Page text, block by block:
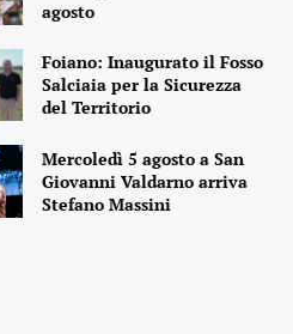
agosto
Foiano: Inaugurato il Fosso
Salciaia per la Sicurezza
del Territorio
Mercoledì 5 agosto a San
Giovanni Valdarno arriva
Stefano Massini